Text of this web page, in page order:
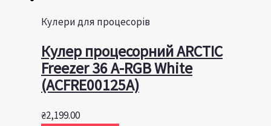
Кулери для процесорів
Кулер процесорний ARCTIC
Freezer 36 A-RGB White
(ACFRE00125A)
₴2,199.00